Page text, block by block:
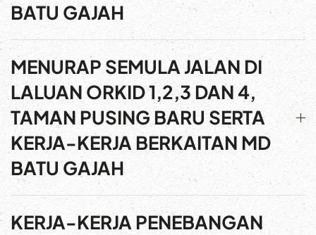
BATU GAJAH
MENURAP SEMULA JALAN DI
LALUAN ORKID 1,2,3 DAN 4,
TAMAN PUSING BARU SERTA
KERJA-KERJA BERKAITAN MD
BATU GAJAH
KERJA-KERJA PENEBANGAN